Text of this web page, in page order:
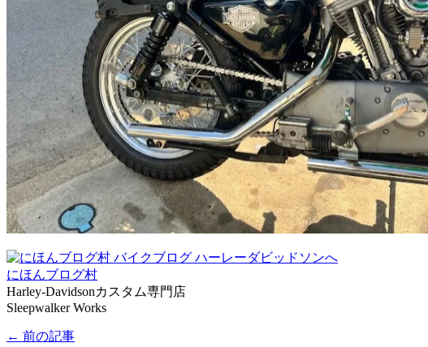
にほんブログ村
Harley-Davidsonカスタム専門店
Sleepwalker Works
← 前の記事